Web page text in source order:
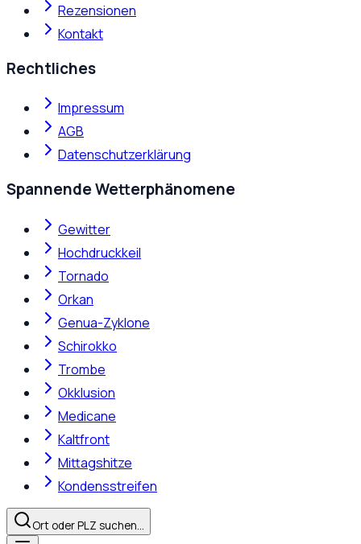
Rezensionen
Kontakt
Rechtliches
Impressum
AGB
Datenschutzerklärung
Spannende Wetterphänomene
Gewitter
Hochdruckkeil
Tornado
Orkan
Genua-Zyklone
Schirokko
Trombe
Okklusion
Medicane
Kaltfront
Mittagshitze
Kondensstreifen
Ort oder PLZ suchen…